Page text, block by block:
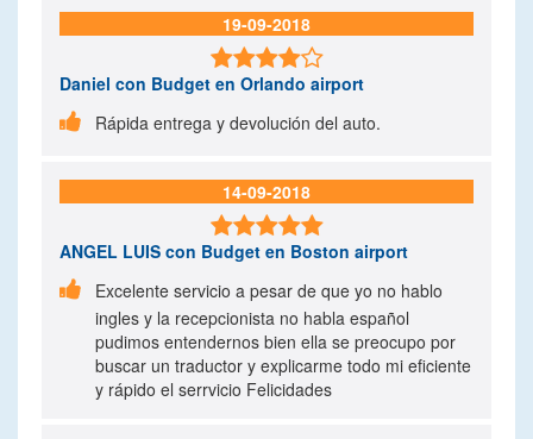
19-09-2018

Daniel con Budget en Orlando airport

Rápida entrega y devolución del auto.
14-09-2018

ANGEL LUIS con Budget en Boston airport

Excelente servicio a pesar de que yo no hablo
ingles y la recepcionista no habla español
pudimos entendernos bien ella se preocupo por
buscar un traductor y explicarme todo mi eficiente
y rápido el serrvicio Felicidades